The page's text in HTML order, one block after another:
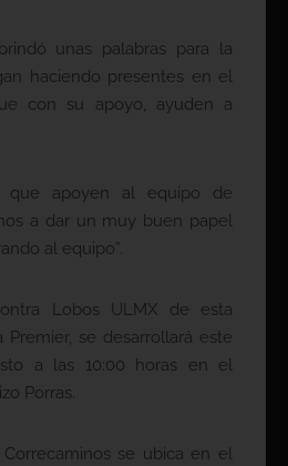
unas palabras para la
haciendo presentes en el
con su apoyo, ayuden a
que apoyen al equipo de
a dar un muy buen papel
al equipo”.
Lobos ULMX de esta
se desarrollará este
a las 10:00 horas en el
Porras.
se ubica en el